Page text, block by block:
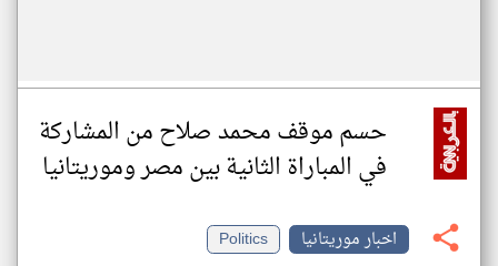
حسم موقف محمد صلاح من المشاركة
في المباراة الثانية بين مصر وموريتانيا
اخبار موريتانيا
Politics